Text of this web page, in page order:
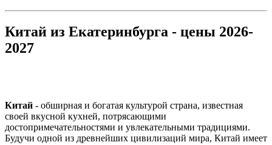
Китай из Екатеринбурга - цены 2026-
2027
Китай - обширная и богатая культурой страна, известная
своей вкусной кухней, потрясающими
достопримечательностями и увлекательными традициями.
Будучи одной из древнейших цивилизаций мира, Китай имеет